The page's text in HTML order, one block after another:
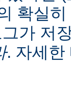
확실
가 저
. 자세